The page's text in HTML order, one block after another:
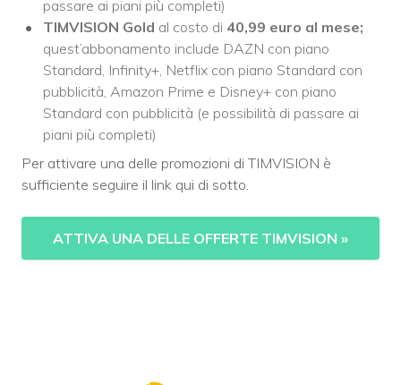
passare ai piani più completi)
TIMVISION Gold al costo di 40,99 euro al mese;
quest’abbonamento include DAZN con piano
Standard, Infinity+, Netflix con piano Standard con
pubblicità, Amazon Prime e Disney+ con piano
Standard con pubblicità (e possibilità di passare ai
piani più completi)
Per attivare una delle promozioni di TIMVISION è
sufficiente seguire il link qui di sotto.
ATTIVA UNA DELLE OFFERTE TIMVISION »